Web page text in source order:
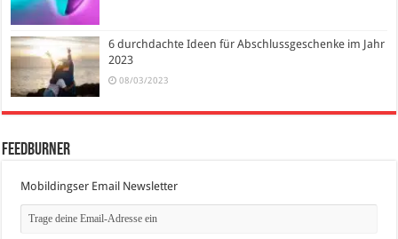
6 durchdachte Ideen für Abschlussgeschenke im Jahr
2023
08/03/2023
FeedBurner
Mobildingser Email Newsletter